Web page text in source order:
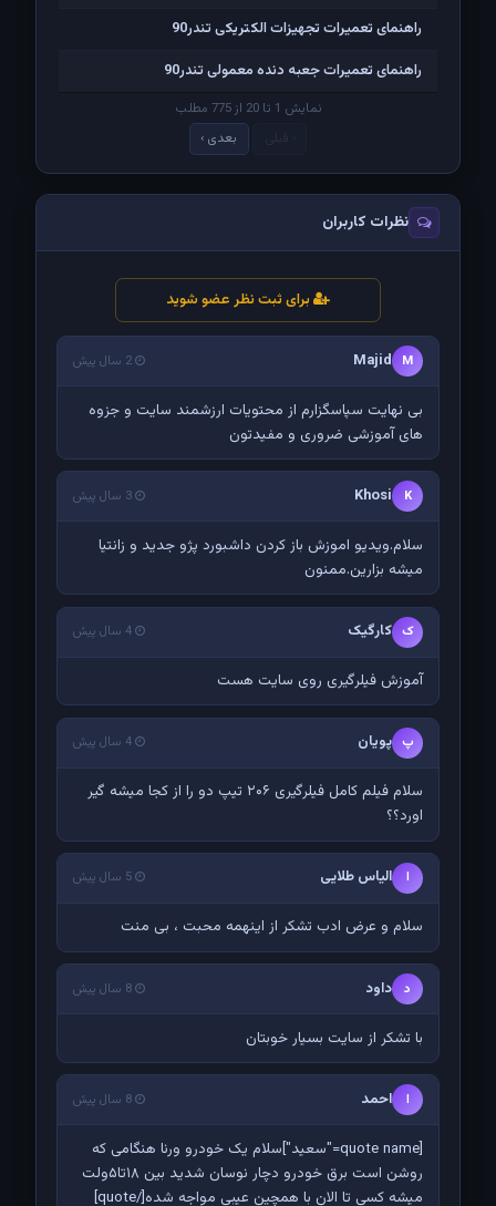
راهنمای تعمیرات تجهیزات الکتریکی تندر90
راهنمای تعمیرات جعبه دنده معمولی تندر90
نمایش 1 تا 20 از 775 مطلب
بعدی ›
نظرات کاربران
برای ثبت نظر عضو شوید
M
Majid 2 سال پیش
بی نهایت سپاسگزارم از محتویات ارزشمند سایت و جزوه
های آموزشی ضروری و مفیدتون
K
Khosi 3 سال پیش
سلام.ویدیو اموزش باز کردن داشبورد پژو جدید و زانتیا
میشه بزارین.ممنون
ک کارگیک 4 سال پیش
آموزش فیلرگیری روی سایت هست
پ پویان 4 سال پیش
سلام فیلم کامل فیلرگیری ۲۰۶ تیپ دو را از کجا میشه گیر
اورد؟؟
ا الیاس طلایی 5 سال پیش
سلام و عرض ادب تشکر از اینهمه محبت ، بی منت
د داود 8 سال پیش
با تشکر از سایت بسیار خوبتان
ا احمد 8 سال پیش
[quote name="سعید"]سلام یک خودرو ورنا هنگامی که
روشن است برق خودرو دچار نوسان شدید بین ۱۸تا۵ولت
میشه کسی تا الان با همچین عیبی مواجه شده[/quote]